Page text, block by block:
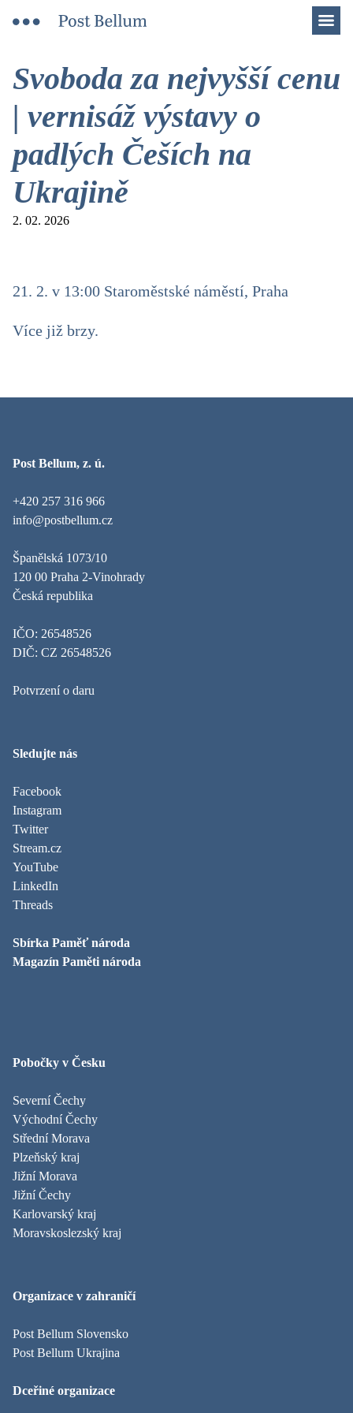
Svoboda za nejvyšší cenu
| vernisáž výstavy o
padlých Češích na
Ukrajině
2. 02. 2026
21. 2. v 13:00 Staroměstské náměstí, Praha
Více již brzy.
Post Bellum, z. ú.
+420 257 316 966
info@postbellum.cz
Španělská 1073/10
120 00 Praha 2-Vinohrady
Česká republika
IČO: 26548526
DIČ: CZ 26548526
Potvrzení o daru
Sledujte nás
Facebook
Instagram
Twitter
Stream.cz
YouTube
LinkedIn
Threads
Sbírka Paměť národa
Magazín Paměti národa
Pobočky v Česku
Severní Čechy
Východní Čechy
Střední Morava
Plzeňský kraj
Jižní Morava
Jižní Čechy
Karlovarský kraj
Moravskoslezský kraj
Organizace v zahraničí
Post Bellum Slovensko
Post Bellum Ukrajina
Dceřiné organizace